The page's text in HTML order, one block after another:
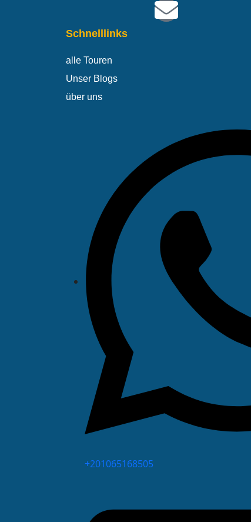
Schnelllinks
alle Touren
Unser Blogs
über uns
⁦+201065168505